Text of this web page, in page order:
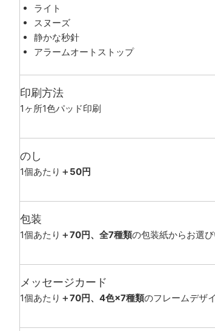
ライト
スヌーズ
静かな秒針
アラームオートストップ
印刷方法
1ヶ所1色パッド印刷
のし
1個あたり ＋50円
包装
1個あたり ＋70円、全7種類の包装紙からお選び
メッセージカード
1個あたり ＋70円、4色×7種類のフレームデザ